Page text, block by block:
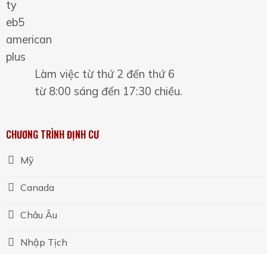
Làm việc từ thứ 2 đến thứ 6
từ 8:00 sáng đến 17:30 chiều.
CHƯƠNG TRÌNH ĐỊNH CƯ
Mỹ
Canada
Châu Âu
Nhập Tịch